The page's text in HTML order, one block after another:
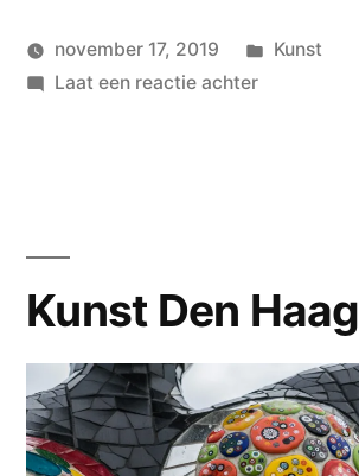
Geplaatst
wouterpinkhof
november 17, 2019
Geplaatst
Kunst
Laat een reactie achterop
Kunst Den Haag